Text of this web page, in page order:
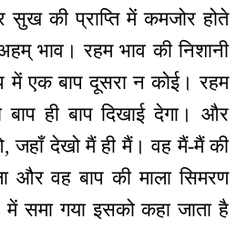
की प्राप्ति में कमजोर होते
भाव। रहम भाव की निशानी
में एक बाप दूसरा न कोई। रहम
ही बाप दिखाई देगा। और
जहाँ देखो मैं ही मैं। वह मैं-मैं की
और वह बाप की माला सिमरण
समा गया इसको कहा जाता है